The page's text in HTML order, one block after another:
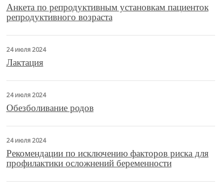
Анкета по репродуктивным установкам пациенток
репродуктивного возраста
24 июля 2024
Лактация
24 июля 2024
Обезболивание родов
24 июля 2024
Рекомендации по исключению факторов риска для
профилактики осложнений беременности